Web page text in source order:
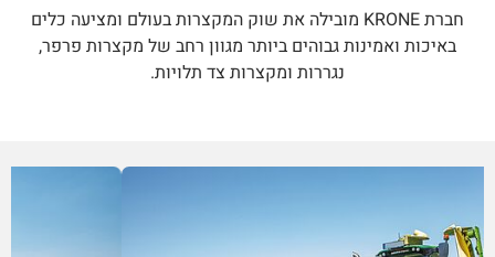
חברתKRONE מובילה את שוק המקצרות בעולם ומציעה כלים
באיכות ואמינות גבוהים ביותר מגוון רחב של מקצרות פרפר,
נגררות ומקצרות צד תלויות.